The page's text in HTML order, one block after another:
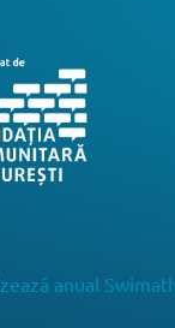
anual